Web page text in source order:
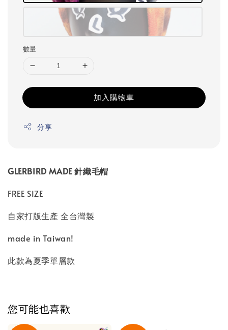
數量
加入購物車
分享
GLERBIRD MADE 針織毛帽
FREE SIZE
自家打版生產 全台灣製
made in Taiwan!
此款為夏季單層款
您可能也喜歡